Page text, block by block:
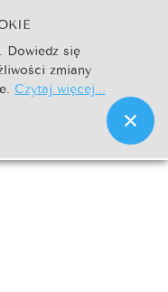
Go
Dowiedz się
zmiany
Czytaj więcej...